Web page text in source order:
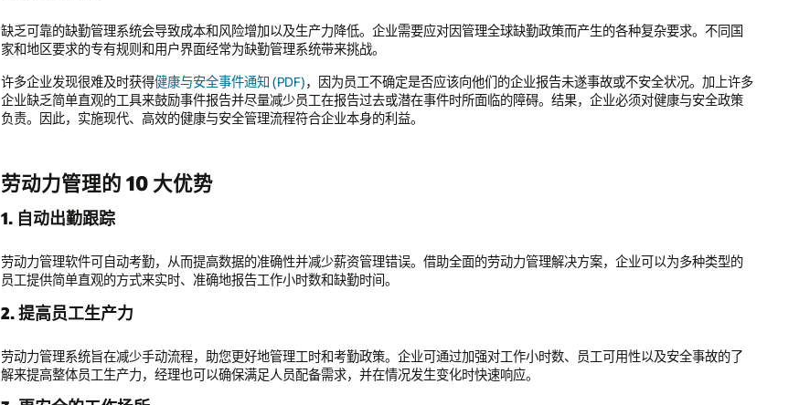
缺乏可靠的缺勤管理系统会导致成本和风险增加以及生产力降低。企业需要应对因管理全球缺勤政策而产生的各种复杂要求。不同国
家和地区要求的专有规则和用户界面经常为缺勤管理系统带来挑战。
许多企业发现很难及时获得健康与安全事件通知 (PDF)，因为员工不确定是否应该向他们的企业报告未遂事故或不安全状况。加上许多
企业缺乏简单直观的工具来鼓励事件报告并尽量减少员工在报告过去或潜在事件时所面临的障碍。结果，企业必须对健康与安全政策
负责。因此，实施现代、高效的健康与安全管理流程符合企业本身的利益。
劳动力管理的 10 大优势
1. 自动出勤跟踪
劳动力管理软件可自动考勤，从而提高数据的准确性并减少薪资管理错误。借助全面的劳动力管理解决方案，企业可以为多种类型的
员工提供简单直观的方式来实时、准确地报告工作小时数和缺勤时间。
2. 提高员工生产力
劳动力管理系统旨在减少手动流程，助您更好地管理工时和考勤政策。企业可通过加强对工作小时数、员工可用性以及安全事故的了
解来提高整体员工生产力，经理也可以确保满足人员配备需求，并在情况发生变化时快速响应。